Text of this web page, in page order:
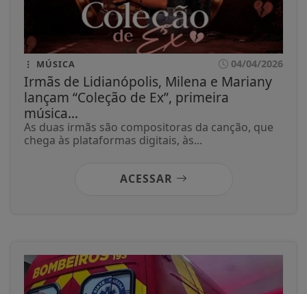
MÚSICA 04/04/2026
Irmãs de Lidianópolis, Milena e Mariany
lançam “Coleção de Ex”, primeira
música...
As duas irmãs são compositoras da canção, que
chega às plataformas digitais, às...
ACESSAR